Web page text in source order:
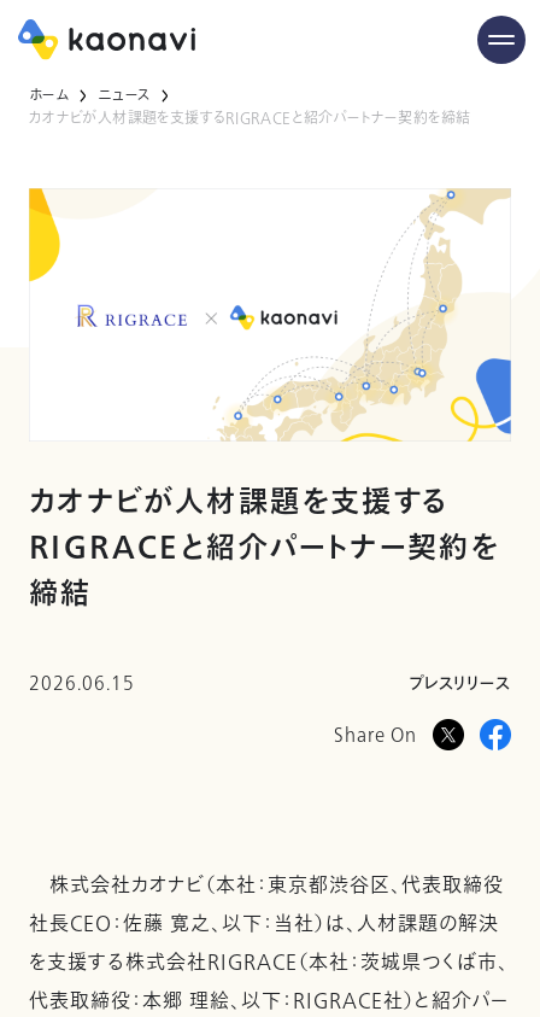
ホーム
ニュース
カオナビが人材課題を支援するRIGRACEと紹介パートナー契約を締結
カオナビが人材課題を支援する
RIGRACEと紹介パートナー契約を
締結
2026.06.15 プレスリリース
Share On
株式会社カオナビ（本社：東京都渋谷区、代表取締役
社長CEO：佐藤 寛之、以下：当社）は、人材課題の解決
を支援する株式会社RIGRACE（本社：茨城県つくば市、
代表取締役：本郷 理絵、以下：RIGRACE社）と紹介パー